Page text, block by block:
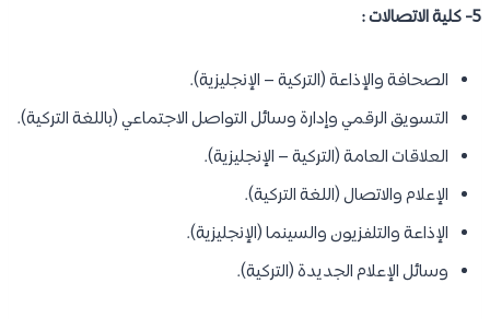
5- كلية الاتصالات :
الصحافة والإذاعة (التركية – الإنجليزية).
التسويق الرقمي وإدارة وسائل التواصل الاجتماعي (باللغة التركية).
العلاقات العامة (التركية – الإنجليزية).
الإعلام والاتصال (اللغة التركية).
الإذاعة والتلفزيون والسينما (الإنجليزية).
وسائل الإعلام الجديدة (التركية).